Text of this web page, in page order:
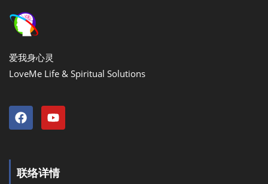
爱我身心灵
LoveMe Life & Spiritual Solutions
联络详情